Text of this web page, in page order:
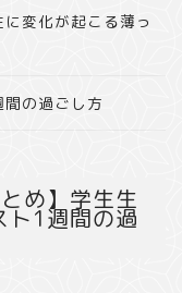
変化が起こる薄っ
間の過ごし方
とめ】学生生
ト1週間の過